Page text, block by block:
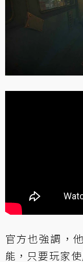
官方也強調，
能，只要玩家